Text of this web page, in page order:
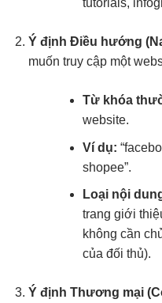
tutorials,
Ý định Điều hướng (
muốn truy cập một
Từ khóa
website.
Ví dụ:
shopee”.
Loại nội
trang giới
không cần
của đối thủ).
Ý định Thương mại